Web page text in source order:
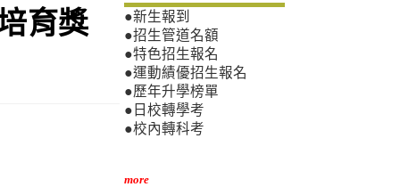
育獎
●新生報到
●招生管道名額
●特色招生報名
●運動績優招生報名
●歷年升學榜單
●日校轉學考
●校內轉科考
more